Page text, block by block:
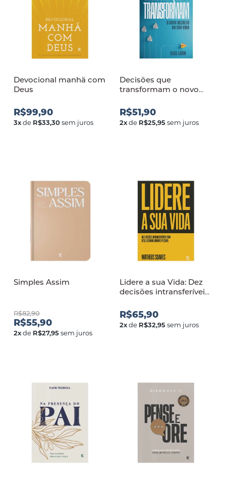
Devocional manhã com
Deus
R$99,90
3xde R$33,30sem juros
Decisões que
transformam o novo
R$51,90
2xde R$25,95sem juros
Simples Assim
R$82,90
R$55,90
2xde R$27,95sem juros
Lidere a sua Vida: Dez
decisões intransferíveis
desenvolvimento
pessoal
R$65,90
2xde R$32,95sem juros